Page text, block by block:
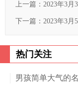
上一篇： 2023年3月
下一篇： 2023年3月
热门关注
男孩简单大气的